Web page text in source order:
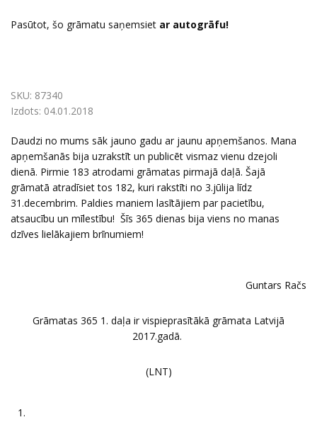
Pasūtot, šo grāmatu saņemsiet ar autogrāfu!
SKU: 87340
Izdots: 04.01.2018
Daudzi no mums sāk jauno gadu ar jaunu apņemšanos. Mana
apņemšanās bija uzrakstīt un publicēt vismaz vienu dzejoli
dienā. Pirmie 183 atrodami grāmatas pirmajā daļā. Šajā
grāmatā atradīsiet tos 182, kuri rakstīti no 3.jūlija līdz
31.decembrim. Paldies maniem lasītājiem par pacietību,
atsaucību un mīlestību! Šīs 365 dienas bija viens no manas
dzīves lielākajiem brīnumiem!
Guntars Račs
Grāmatas 365 1. daļa ir vispieprasītākā grāmata Latvijā
2017.gadā.
(LNT)
1.